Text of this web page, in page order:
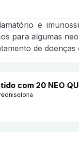
e
para algumas
de
com 20 NEO